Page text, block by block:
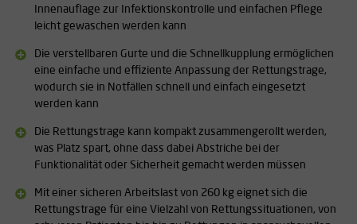
Das Material der Rettungstrage besteht aus verstärktem,
beschichtetem Gewebe, das ein ausgezeichnetes Verhältnis
Rettungstrage langlebig, während der Komfort und die
Sicherheit des Opfers gewährleistet bleiben.
Die Trage ist mit sechs Patientensicherheitsgurten mit
Schnellverschlüssen und einem Kopfband ausgestattet, sodass
das Opfer während der Rettung sicher und fest auf der Trage
fixiert werden kann.
Der integrierte Gurt ist durch Schnellverschlüsse leicht
vertikale Rettungen angepasst werden kann.
Die Trage kann zur kompakten Aufbewahrung aufgerollt werden
Innenauflage zur Infektionskontrolle und einfachen Pflege
leicht gewaschen werden kann
Die verstellbaren Gurte und die Schnellkupplung ermöglichen
eine einfache und effiziente Anpassung der Rettungstrage,
wodurch sie in Notfällen schnell und einfach eingesetzt
werden kann
Die Rettungstrage kann kompakt zusammengerollt werden,
was Platz spart, ohne dass dabei Abstriche bei der
Funktionalität oder Sicherheit gemacht werden müssen
Mit einer sicheren Arbeitslast von 260 kg eignet sich die
Rettungstrage für eine Vielzahl von Rettungssituationen, von